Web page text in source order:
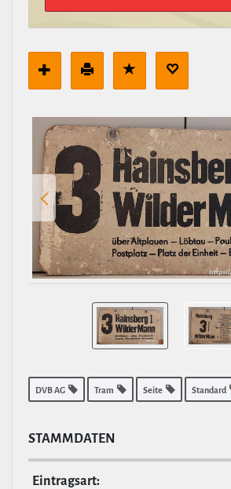
DVB AG Tram Seite Standard
STAMM­DATEN
Ein­tragsart: